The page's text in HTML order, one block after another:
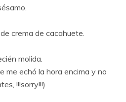
crema de cacahuete.
molida.
me echó la hora encima y no
!!!sorry!!!)